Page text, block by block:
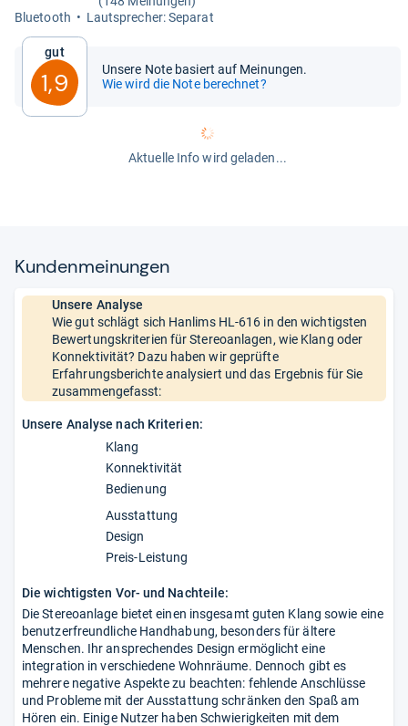
Blue­tooth
Laut­spre­cher: Sepa­rat
Gut
1,9
Unsere Note basiert auf Meinungen.
Wie wird die Note berechnet?
Aktuelle Info wird geladen...
Kun­den­mei­nun­gen
Unsere Analyse
Wie gut schlägt sich Hanlims HL-616 in den wichtigsten
Bewertungskriterien für Stereoanlagen, wie Klang oder
Konnektivität? Dazu haben wir geprüfte
Erfahrungsberichte analysiert und das Ergebnis für Sie
zusammengefasst:
Unsere Analyse nach Kriterien:
Klang
Konnektivität
Bedienung
Ausstattung
Design
Preis-Leistung
Die wichtigsten Vor- und Nachteile:
Die Stereoanlage bietet einen insgesamt guten Klang sowie eine
benutzerfreundliche Handhabung, besonders für ältere
Menschen. Ihr ansprechendes Design ermöglicht eine
integration in verschiedene Wohnräume. Dennoch gibt es
mehrere negative Aspekte zu beachten: fehlende Anschlüsse
und Probleme mit der Ausstattung schränken den Spaß am
Hören ein. Einige Nutzer haben Schwierigkeiten mit dem